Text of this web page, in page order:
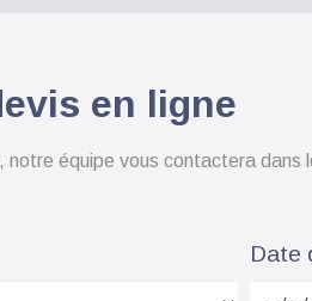
en ligne
équipe vous contactera dans
Date